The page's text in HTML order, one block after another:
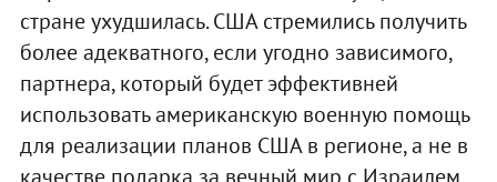
стране ухудшилась. США стремились получить
более адекватного, если угодно зависимого,
партнера, который будет эффективней
использовать американскую военную помощь
для реализации планов США в регионе, а не в
качестве подарка за вечный мир с Израилем.